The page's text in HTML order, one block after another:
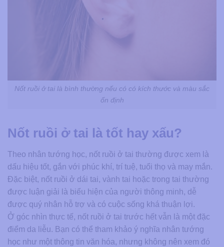
Nốt ruồi ở tai là bình thường nếu có có kích thước và màu sắc
ổn định
Nốt ruồi ở tai là tốt hay xấu?
Theo nhân tướng học, nốt ruồi ở tai thường được xem là
dấu hiệu tốt, gắn với phúc khí, trí tuệ, tuổi thọ và may mắn.
Đặc biệt, nốt ruồi ở dái tai, vành tai hoặc trong tai thường
được luận giải là biểu hiện của người thông minh, dễ
được quý nhân hỗ trợ và có cuộc sống khá thuận lợi.
Ở góc nhìn thực tế, nốt ruồi ở tai trước hết vẫn là một đặc
điểm da liễu. Bạn có thể tham khảo ý nghĩa nhân tướng
học như một thông tin văn hóa, nhưng không nên xem đó